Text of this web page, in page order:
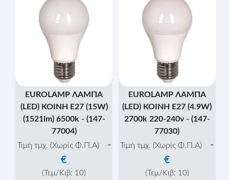
EUROLAMP ΛΑΜΠΑ
(LED) KOINH E27 (15W)
(1521lm) 6500k - (147-
77004)
Τιμή τμχ. (Χωρίς Φ.Π.Α)
-
€
(Τεμ/Κιβ: 10)
EUROLAMP ΛΑΜΠΑ
(LED) KOINH E27 (4.9W)
2700k 220-240v - (147-
77030)
Τιμή τμχ. (Χωρίς Φ.Π.Α)
-
€
(Τεμ/Κιβ: 10)